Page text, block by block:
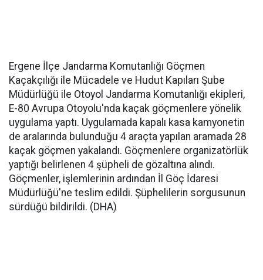
Ergene İlçe Jandarma Komutanlığı Göçmen
Kaçakçılığı ile Mücadele ve Hudut Kapıları Şube
Müdürlüğü ile Otoyol Jandarma Komutanlığı ekipleri,
E-80 Avrupa Otoyolu'nda kaçak göçmenlere yönelik
uygulama yaptı. Uygulamada kapalı kasa kamyonetin
de aralarında bulunduğu 4 araçta yapılan aramada 28
kaçak göçmen yakalandı. Göçmenlere organizatörlük
yaptığı belirlenen 4 şüpheli de gözaltına alındı.
Göçmenler, işlemlerinin ardından İl Göç İdaresi
Müdürlüğü'ne teslim edildi. Şüphelilerin sorgusunun
sürdüğü bildirildi. (DHA)